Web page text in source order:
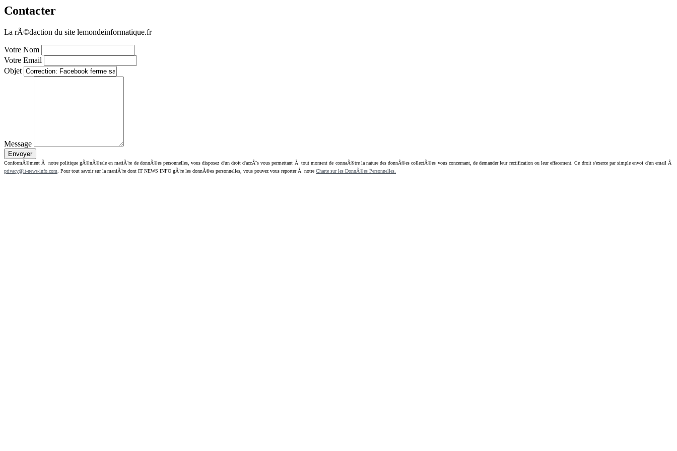
Contacter
La rÃ©daction du site lemondeinformatique.fr
Votre Nom
Votre Email
Objet
Message
ConformÃ©ment Ã notre politique gÃ©nÃ©rale en matiÃ¨re de donnÃ©es personnelles, vous disposez d'un droit d'accÃ¨s vous permettant Ã tout moment de connaÃ®tre la nature des donnÃ©es collectÃ©es vous concernant, de demander leur rectification ou leur effacement. Ce droit s'exerce par simple envoi d'un email Ã
privacy@it-news-info.com . Pour tout savoir sur la maniÃ¨re dont IT NEWS INFO gÃ¨re les donnÃ©es personnelles, vous pouvez vous reporter Ã notre Charte sur les DonnÃ©es Personnelles.